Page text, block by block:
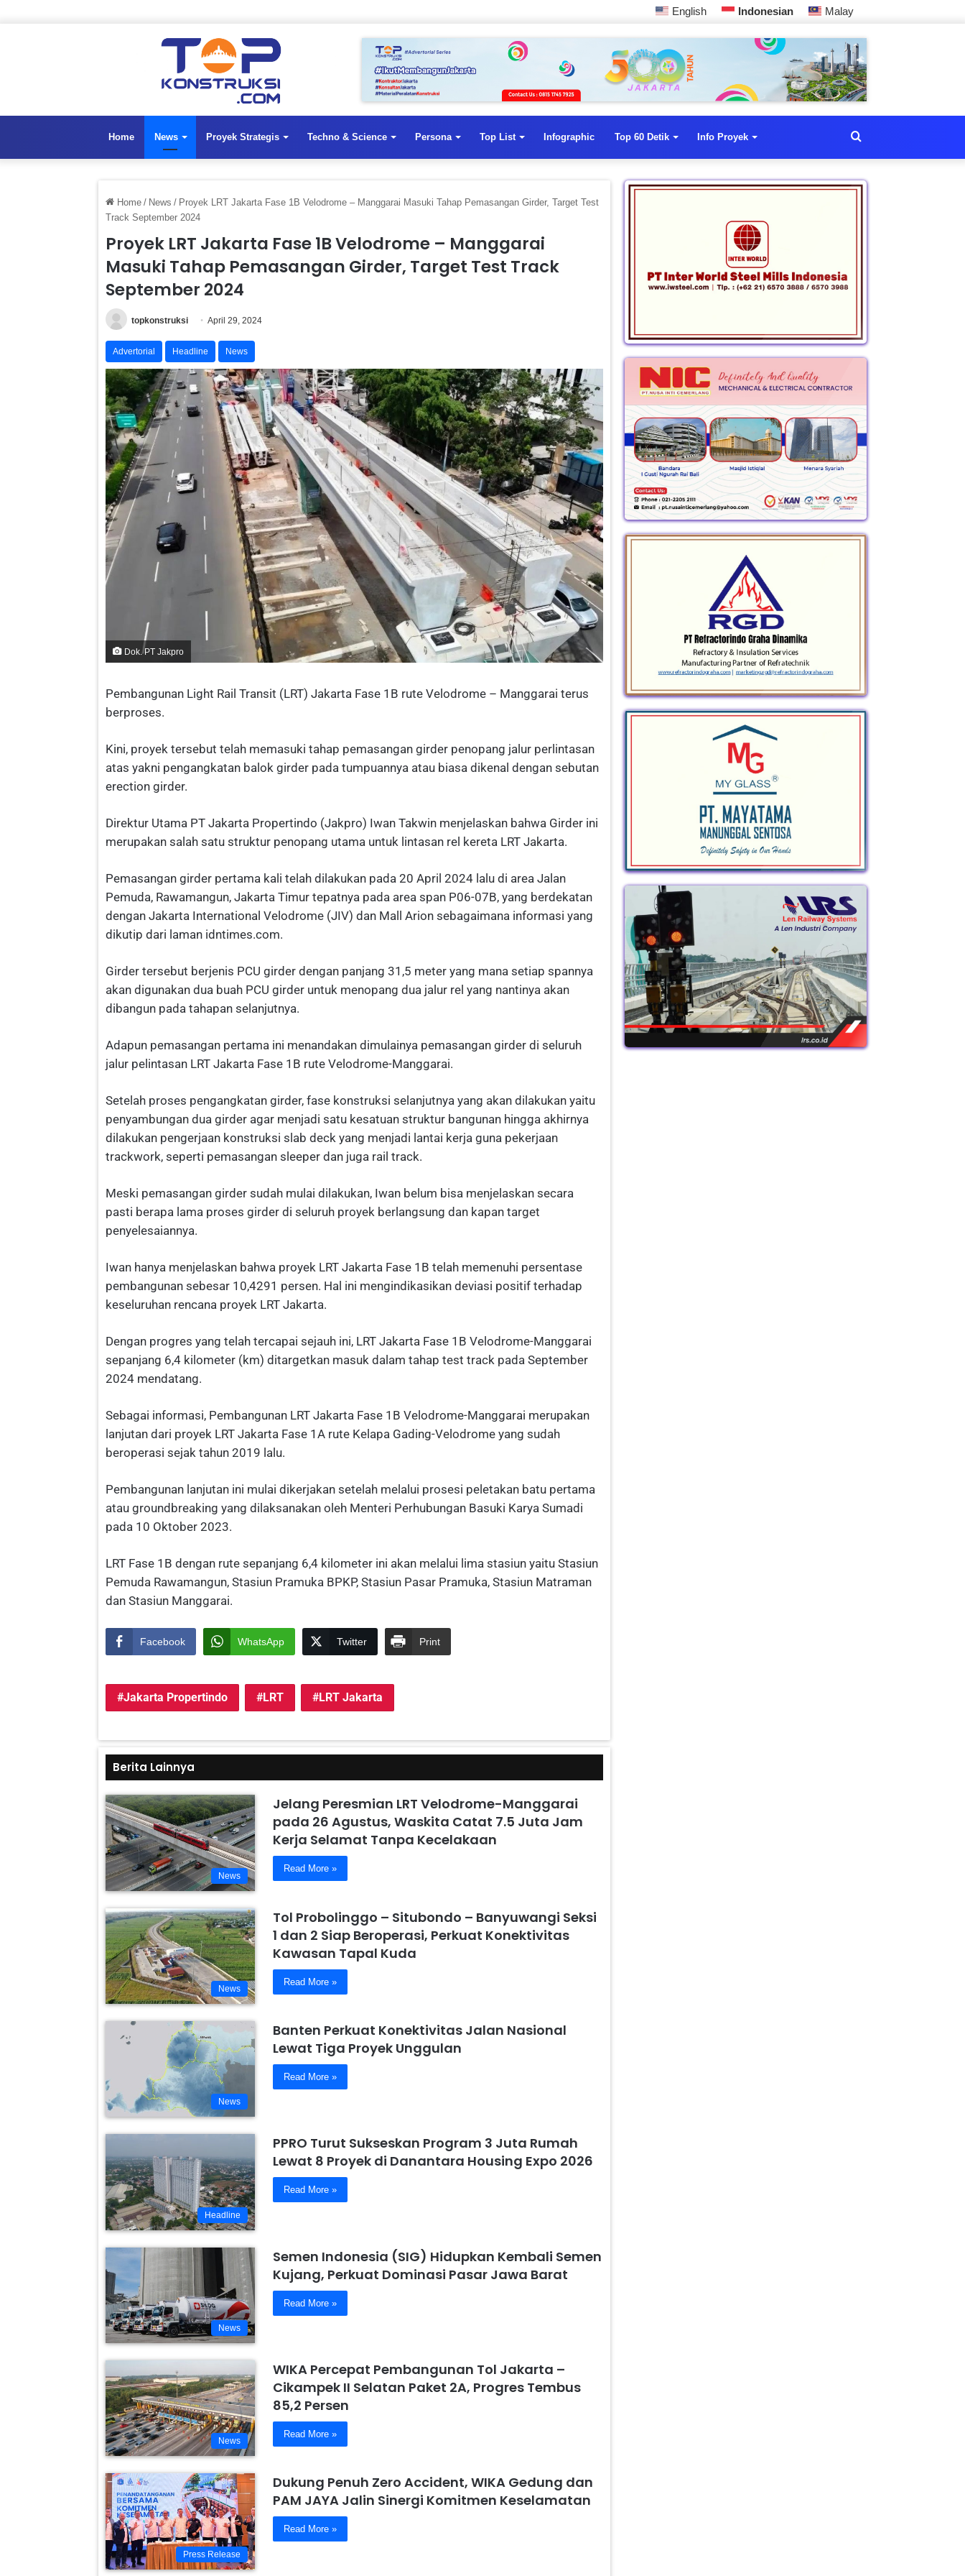
English Indonesian Malay
Home News Proyek Strategis Techno & Science Persona Top List Infographic Top 60 Detik Info Proyek
Home / News / Proyek LRT Jakarta Fase 1B Velodrome – Manggarai Masuki Tahap Pemasangan Girder, Target Test
Track September 2024
Proyek LRT Jakarta Fase 1B Velodrome – Manggarai
Masuki Tahap Pemasangan Girder, Target Test Track
September 2024
topkonstruksi April 29, 2024
Advertorial Headline News
Dok. PT Jakpro
Pembangunan Light Rail Transit (LRT) Jakarta Fase 1B rute Velodrome – Manggarai terus
berproses.
Kini, proyek tersebut telah memasuki tahap pemasangan girder penopang jalur perlintasan
atas yakni pengangkatan balok girder pada tumpuannya atau biasa dikenal dengan sebutan
erection girder.
Direktur Utama PT Jakarta Propertindo (Jakpro) Iwan Takwin menjelaskan bahwa Girder ini
merupakan salah satu struktur penopang utama untuk lintasan rel kereta LRT Jakarta.
Pemasangan girder pertama kali telah dilakukan pada 20 April 2024 lalu di area Jalan
Pemuda, Rawamangun, Jakarta Timur tepatnya pada area span P06-07B, yang berdekatan
dengan Jakarta International Velodrome (JIV) dan Mall Arion sebagaimana informasi yang
dikutip dari laman idntimes.com.
Girder tersebut berjenis PCU girder dengan panjang 31,5 meter yang mana setiap spannya
akan digunakan dua buah PCU girder untuk menopang dua jalur rel yang nantinya akan
dibangun pada tahapan selanjutnya.
Adapun pemasangan pertama ini menandakan dimulainya pemasangan girder di seluruh
jalur pelintasan LRT Jakarta Fase 1B rute Velodrome-Manggarai.
Setelah proses pengangkatan girder, fase konstruksi selanjutnya yang akan dilakukan yaitu
penyambungan dua girder agar menjadi satu kesatuan struktur bangunan hingga akhirnya
dilakukan pengerjaan konstruksi slab deck yang menjadi lantai kerja guna pekerjaan
trackwork, seperti pemasangan sleeper dan juga rail track.
Meski pemasangan girder sudah mulai dilakukan, Iwan belum bisa menjelaskan secara
pasti berapa lama proses girder di seluruh proyek berlangsung dan kapan target
penyelesaiannya.
Iwan hanya menjelaskan bahwa proyek LRT Jakarta Fase 1B telah memenuhi persentase
pembangunan sebesar 10,4291 persen. Hal ini mengindikasikan deviasi positif terhadap
keseluruhan rencana proyek LRT Jakarta.
Dengan progres yang telah tercapai sejauh ini, LRT Jakarta Fase 1B Velodrome-Manggarai
sepanjang 6,4 kilometer (km) ditargetkan masuk dalam tahap test track pada September
2024 mendatang.
Sebagai informasi, Pembangunan LRT Jakarta Fase 1B Velodrome-Manggarai merupakan
lanjutan dari proyek LRT Jakarta Fase 1A rute Kelapa Gading-Velodrome yang sudah
beroperasi sejak tahun 2019 lalu.
Pembangunan lanjutan ini mulai dikerjakan setelah melalui prosesi peletakan batu pertama
atau groundbreaking yang dilaksanakan oleh Menteri Perhubungan Basuki Karya Sumadi
pada 10 Oktober 2023.
LRT Fase 1B dengan rute sepanjang 6,4 kilometer ini akan melalui lima stasiun yaitu Stasiun
Pemuda Rawamangun, Stasiun Pramuka BPKP, Stasiun Pasar Pramuka, Stasiun Matraman
dan Stasiun Manggarai.
Facebook WhatsApp Twitter Print
Jakarta Propertindo LRT LRT Jakarta
Berita Lainnya
News
Jelang Peresmian LRT Velodrome-Manggarai
pada 26 Agustus, Waskita Catat 7.5 Juta Jam
Kerja Selamat Tanpa Kecelakaan
Read More »
News
Tol Probolinggo – Situbondo – Banyuwangi Seksi
1 dan 2 Siap Beroperasi, Perkuat Konektivitas
Kawasan Tapal Kuda
Read More »
News
Banten Perkuat Konektivitas Jalan Nasional
Lewat Tiga Proyek Unggulan
Read More »
Headline
PPRO Turut Sukseskan Program 3 Juta Rumah
Lewat 8 Proyek di Danantara Housing Expo 2026
Read More »
News
Semen Indonesia (SIG) Hidupkan Kembali Semen
Kujang, Perkuat Dominasi Pasar Jawa Barat
Read More »
News
WIKA Percepat Pembangunan Tol Jakarta –
Cikampek II Selatan Paket 2A, Progres Tembus
85,2 Persen
Read More »
Press Release
Dukung Penuh Zero Accident, WIKA Gedung dan
PAM JAYA Jalin Sinergi Komitmen Keselamatan
Read More »